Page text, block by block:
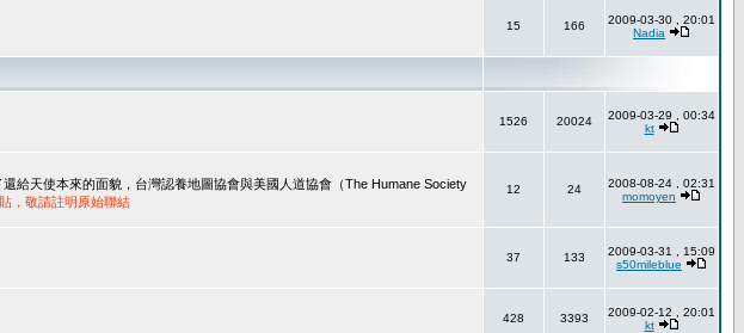
15 166
2009-03-30 , 20:01
Nadia
1526 20024
2009-03-29 , 00:34
kt
給天使本來的面貌，台灣認養地圖協會與美國人道協會（The Humane Society
，敬請註明原始聯結
12 24
2008-08-24 , 02:31
momoyen
37 133
2009-03-31 , 15:09
s50mileblue
428 3393
2009-02-12 , 20:01
kt